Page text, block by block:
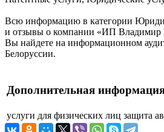
Всю информацию в категории
и отзывы о компании «ИП Владимир
Вы найдете на информационном
Белоруссии.
Дополнительная
услуги для физических лиц защита